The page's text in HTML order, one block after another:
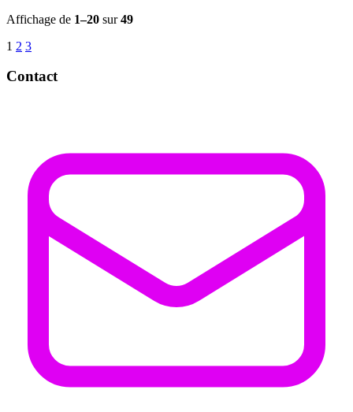
Affichage de 1–20 sur49
1 2 3
Contact